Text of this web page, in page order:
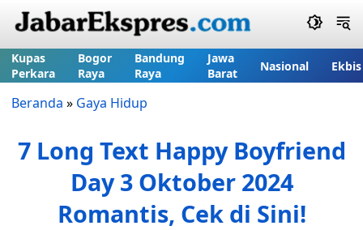
Kupas
Perkara
Bogor
Raya
Bandung
Raya
Jawa
Barat
Nasional Ekbis
Beranda » Gaya Hidup
7 Long Text Happy Boyfriend
Day 3 Oktober 2024
Romantis, Cek di Sini!